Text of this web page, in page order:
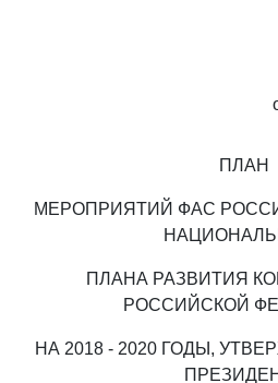
ПЛАН
МЕРОПРИЯТИЙ ФАС
ПЛАНА РАЗВИТИЯ
РОССИЙСКОЙ
НА 2018 - 2020 ГОДЫ,